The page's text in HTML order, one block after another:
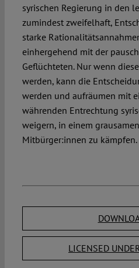
syrischen Regierung in den
zumindest zweifelhaft,
starke
einhergehend mit der
Geflüchteten. Nur wenn
werden, kann die
werden und aufräumen mit
währenden Entrechtung
weigern, in einem
Mitbürger:innen zu kämpfen.
LICENSED